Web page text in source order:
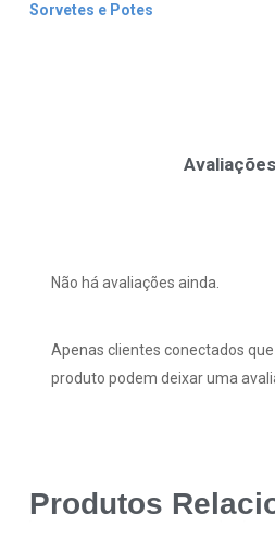
Sorvetes e Potes
Não há avaliações ainda.
Apenas clientes conectados
produto podem deixar uma
Produtos